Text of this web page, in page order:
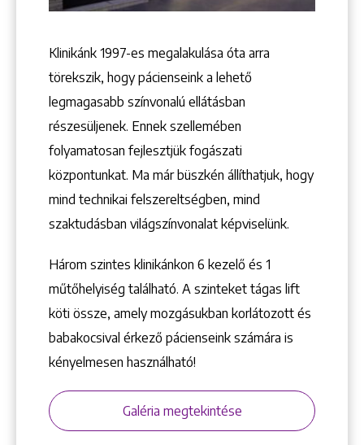
+36 1 222 7250
+36 1 222 9150
1148 Budapest, Örs vezér tere 2.
Klinikánk 1997-­es megalakulása óta arra
törekszik, hogy pácienseink a lehető
legmagasabb színvonalú ellátásban
részesüljenek. Ennek szellemében
folyamatosan fejlesztjük fogászati
központunkat. Ma már büszkén állíthatjuk, hogy
mind technikai felszereltségben, mind
szaktudásban világszínvonalat képviselünk.
Három szintes klinikánkon 6 kezelő ­és 1
műtőhelyiség található. A szinteket tágas lift
köti össze, amely mozgásukban korlátozott és
babakocsival érkező pácienseink számára is
kényelmesen használható!
Galéria megtekintése